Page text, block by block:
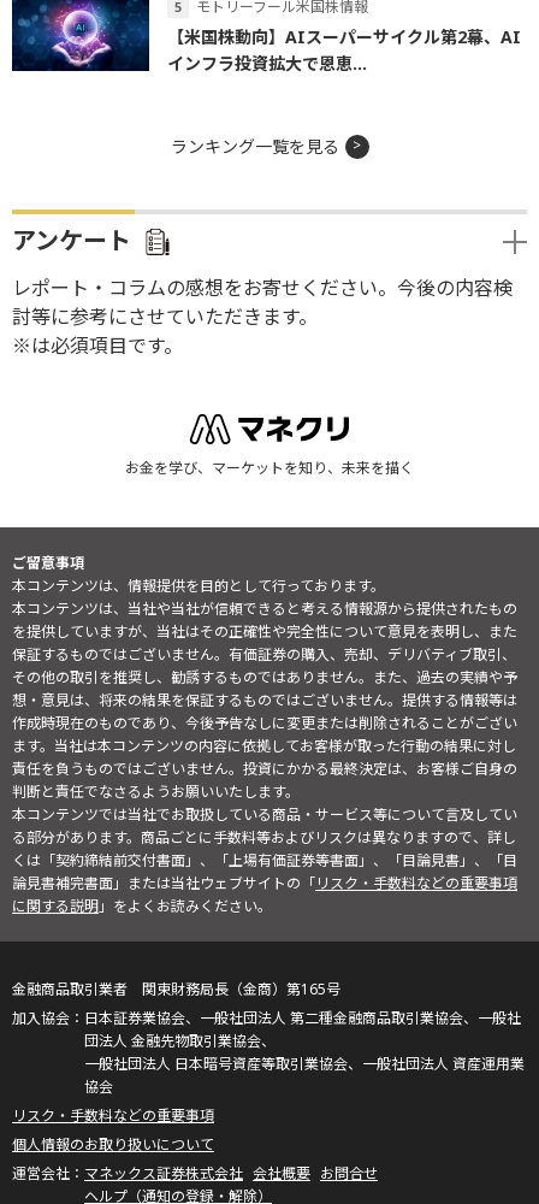
モトリーフール米国株情報
【米国株動向】AIスーパーサイクル第2幕、AI
インフラ投資拡大で恩恵...
ランキング一覧を見る
アンケート
レポート・コラムの感想をお寄せください。今後の内容検
討等に参考にさせていただきます。
※は必須項目です。
お金を学び、マーケットを知り、未来を描く
ご留意事項
本コンテンツは、情報提供を目的として行っております。
本コンテンツは、当社や当社が信頼できると考える情報源から提供されたもの
を提供していますが、当社はその正確性や完全性について意見を表明し、また
保証するものではございません。有価証券の購入、売却、デリバティブ取引、
その他の取引を推奨し、勧誘するものではありません。また、過去の実績や予
想・意見は、将来の結果を保証するものではございません。提供する情報等は
作成時現在のものであり、今後予告なしに変更または削除されることがござい
ます。当社は本コンテンツの内容に依拠してお客様が取った行動の結果に対し
責任を負うものではございません。投資にかかる最終決定は、お客様ご自身の
判断と責任でなさるようお願いいたします。
本コンテンツでは当社でお取扱している商品・サービス等について言及してい
る部分があります。商品ごとに手数料等およびリスクは異なりますので、詳し
くは「契約締結前交付書面」、「上場有価証券等書面」、「目論見書」、「目
論見書補完書面」または当社ウェブサイトの「リスク・手数料などの重要事項
に関する説明」をよくお読みください。
金融商品取引業者 関東財務局長（金商）第165号
日本証券業協会、一般社団法人 第二種金融商品取引業協会、一般社
団法人 金融先物取引業協会、
一般社団法人 日本暗号資産等取引業協会、一般社団法人 資産運用業
協会
リスク・手数料などの重要事項
個人情報のお取り扱いについて
マネックス証券株式会社 会社概要 お問合せ
ヘルプ（通知の登録・解除）